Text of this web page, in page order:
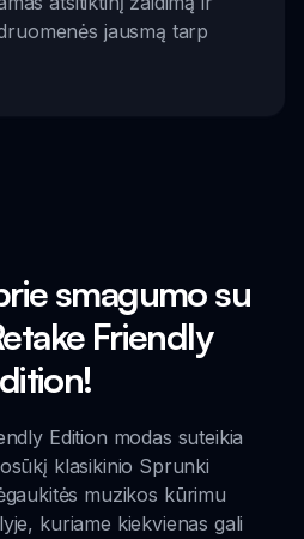
jausmą tarp
smagumo su
Friendly
Edition modas suteikia
klasikinio Sprunki
muzikos kūrimu
kuriame kiekvienas gali